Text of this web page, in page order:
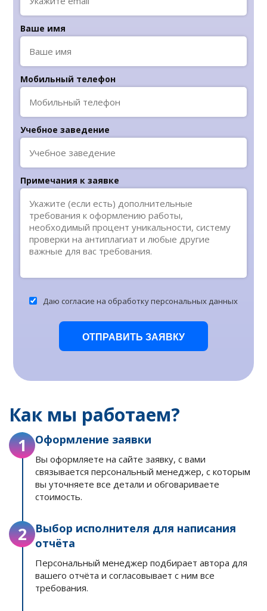
Ваше имя
Мобильный телефон
Учебное заведение
Примечания к заявке
Даю согласие на обработку персональных данных
Как мы работаем?
1 Оформление заявки
Вы оформляете на сайте заявку, с вами
связывается персональный менеджер, с которым
вы уточняете все детали и обговариваете
стоимость.
2
Выбор исполнителя для написания
отчёта
Персональный менеджер подбирает автора для
вашего отчёта и согласовывает с ним все
требования.